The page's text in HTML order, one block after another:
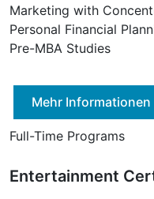
Marketing with
Personal Financial
Pre-MBA Studies
Mehr Informationen
Full-Time Programs
Entertainment